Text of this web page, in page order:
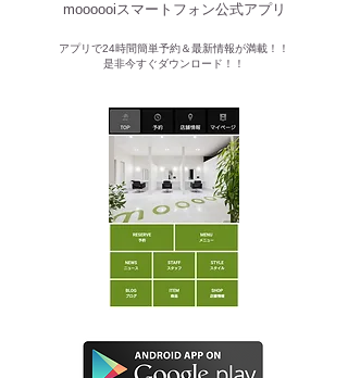
moooooiスマートフォン公式アプリ​
​アプリで24時間簡単予約＆最新情報が満載！！
是非今すぐダウンロード！！